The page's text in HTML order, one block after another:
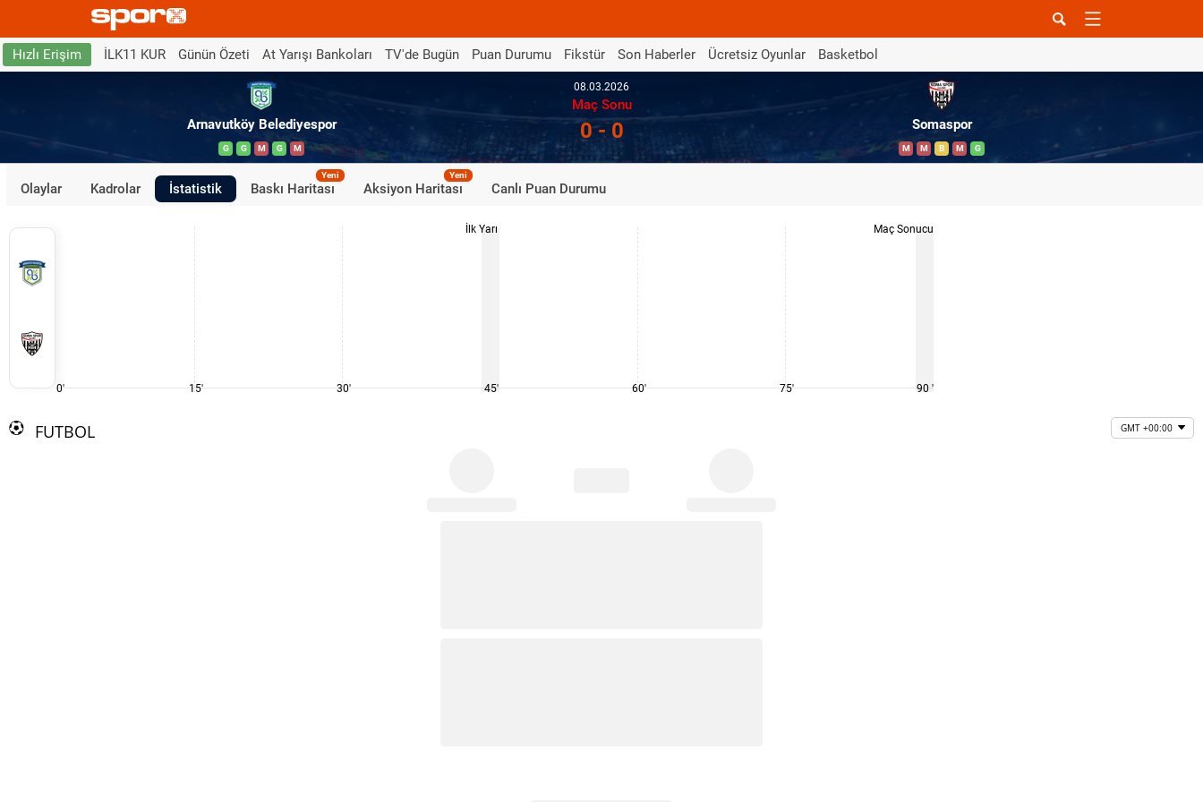
Hızlı Erişim İLK11 KUR Günün Özeti At Yarışı Bankoları TV'de Bugün Puan Durumu Fikstür Son Haberler Ücretsiz Oyunlar Basketbol
Arnavutköy Belediyespor
G G M G M
08.03.2026
Maç Sonu
0 - 0 Somaspor
M M B M G
Olaylar Kadrolar İstatistik Baskı Haritası
Yeni
Aksiyon Haritası
Yeni
Canlı Puan Durumu
0' 15' 30'
İlk Yarı
45' 60' 75'
Maç Sonucu
90 '
FUTBOL GMT +00:00